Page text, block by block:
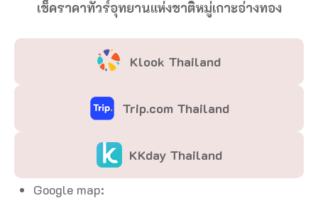
เช็คราคาทัวร์อุทยานแห่งชาติหมู่เกาะอ่างทอง
Klook Thailand
Trip.com Thailand
KKday Thailand
Google map: